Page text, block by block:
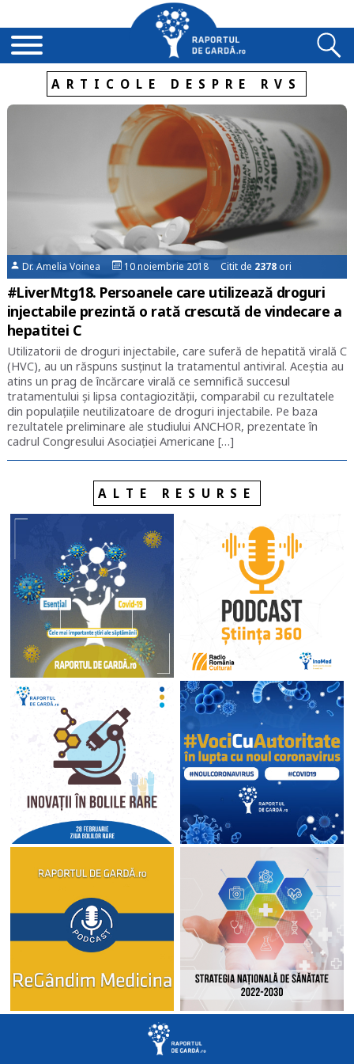
ARTICOLE DESPRE RVS
Dr. Amelia Voinea 10 noiembrie 2018 Citit de 2378ori
#LiverMtg18. Persoanele care utilizează droguri
injectabile prezintă o rată crescută de vindecare a
hepatitei C
Utilizatorii de droguri injectabile, care suferă de hepatită virală C
(HVC), au un răspuns susținut la tratamentul antiviral. Aceștia au
atins un prag de încărcare virală ce semnifică succesul
tratamentului și lipsa contagiozității, comparabil cu rezultatele
din populațiile neutilizatoare de droguri injectabile. Pe baza
rezultatele preliminare ale studiului ANCHOR, prezentate în
cadrul Congresului Asociației Americane […]
ALTE RESURSE